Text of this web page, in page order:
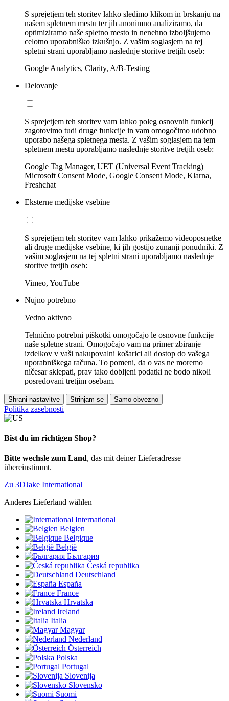
S sprejetjem teh storitev lahko sledimo klikom in brskanju na
našem spletnem mestu ter jih anonimno analiziramo, da
optimiziramo naše spletno mesto in nenehno izboljšujemo
celotno uporabniško izkušnjo. Z vašim soglasjem na tej
spletni strani uporabljamo naslednje storitve tretjih oseb:
Google Analytics, Clarity, A/B-Testing
Delovanje
S sprejetjem teh storitev vam lahko poleg osnovnih funkcij
zagotovimo tudi druge funkcije in vam omogočimo udobno
uporabo našega spletnega mesta. Z vašim soglasjem na tem
spletnem mestu uporabljamo naslednje storitve tretjih oseb:
Google Tag Manager, UET (Universal Event Tracking)
Microsoft Consent Mode, Google Consent Mode, Klarna,
Freshchat
Eksterne medijske vsebine
S sprejetjem teh storitev vam lahko prikažemo videoposnetke
ali druge medijske vsebine, ki jih gostijo zunanji ponudniki. Z
vašim soglasjem na tej spletni strani uporabljamo naslednje
storitve tretjih oseb:
Vimeo, YouTube
Nujno potrebno
Vedno aktivno
Tehnično potrebni piškotki omogočajo le osnovne funkcije
naše spletne strani. Omogočajo vam na primer zbiranje
izdelkov v vaši nakupovalni košarici ali dostop do vašega
uporabniškega računa. To pomeni, da o vas ne moremo
ničesar sklepati, prav tako dobljeni podatki ne bodo nikoli
posredovani tretjim osebam.
Shrani nastavitve Strinjam se Samo obvezno
Politika zasebnosti
Bist du im richtigen Shop?
Bitte wechsle zum Land, das mit deiner Lieferadresse
übereinstimmt.
Zu 3DJake International
Anderes Lieferland wählen
International
Belgien
Belgique
België
България
Česká republika
Deutschland
España
France
Hrvatska
Ireland
Italia
Magyar
Nederland
Österreich
Polska
Portugal
Slovenija
Slovensko
Suomi